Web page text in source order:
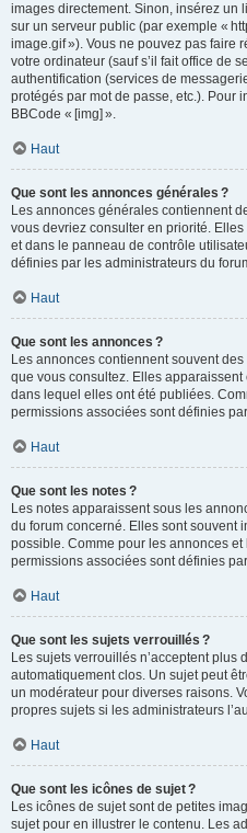
images directement. Sinon, insérez un
sur un serveur public (par exemple «
image.gif »). Vous ne pouvez pas faire
votre ordinateur (sauf s’il fait office de
authentification (services de
protégés par mot de passe, etc.). Pour
BBCode « [img] ».
Haut
Que sont les annonces générales ?
Les annonces générales contiennent
vous devriez consulter en priorité.
et dans le panneau de contrôle
définies par les administrateurs du
Haut
Que sont les annonces ?
Les annonces contiennent souvent
que vous consultez. Elles
dans lequel elles ont été publiées.
permissions associées sont définies
Haut
Que sont les notes ?
Les notes apparaissent sous les
du forum concerné. Elles sont souvent
possible. Comme pour les annonces
permissions associées sont définies
Haut
Que sont les sujets verrouillés ?
Les sujets verrouillés n’acceptent
automatiquement clos. Un sujet peut
un modérateur pour diverses raisons.
propres sujets si les administrateurs
Haut
Que sont les icônes de sujet ?
Les icônes de sujet sont de petites
sujet pour en illustrer le contenu. Les